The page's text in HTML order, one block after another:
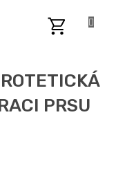
PRSU